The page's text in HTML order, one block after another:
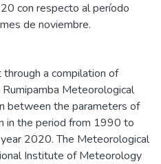
con respecto al período
de noviembre.
a compilation of
Meteorological
between the parameters of
in the period from 1990 to
2020. The Meteorological
Institute of Meteorology